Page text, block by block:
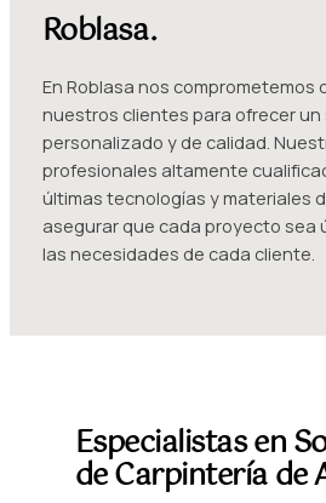
Roblasa.
En Roblasa nos comprometemos
nuestros clientes para ofrecer un
personalizado y de calidad.
profesionales altamente
últimas tecnologías y materiales
asegurar que cada proyecto sea
las necesidades de cada cliente.
Especialistas en
de Carpintería de